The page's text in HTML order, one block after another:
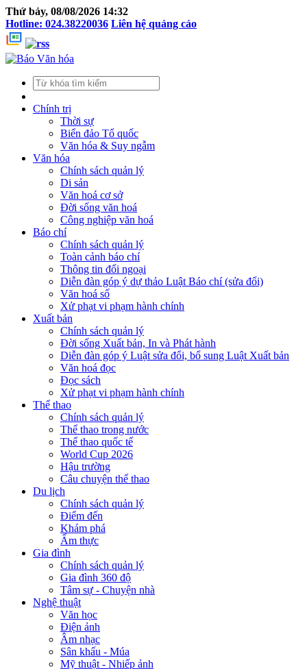
Thứ bảy, 08/08/2026 14:32
Hotline: 024.38220036 Liên hệ quảng cáo
Chính trị
Thời sự
Biển đảo Tổ quốc
Văn hóa & Suy ngẫm
Văn hóa
Chính sách quản lý
Di sản
Văn hoá cơ sở
Đời sống văn hoá
Công nghiệp văn hoá
Báo chí
Chính sách quản lý
Toàn cảnh báo chí
Thông tin đối ngoại
Diễn đàn góp ý dự thảo Luật Báo chí (sửa đổi)
Văn hoá số
Xử phạt vi phạm hành chính
Xuất bản
Chính sách quản lý
Đời sống Xuất bản, In và Phát hành
Diễn đàn góp ý Luật sửa đổi, bổ sung Luật Xuất bản
Văn hoá đọc
Đọc sách
Xử phạt vi phạm hành chính
Thể thao
Chính sách quản lý
Thể thao trong nước
Thể thao quốc tế
World Cup 2026
Hậu trường
Câu chuyện thể thao
Du lịch
Chính sách quản lý
Điểm đến
Khám phá
Ẩm thực
Gia đình
Chính sách quản lý
Gia đình 360 độ
Tâm sự - Chuyện nhà
Nghệ thuật
Văn học
Điện ảnh
Âm nhạc
Sân khấu - Múa
Mỹ thuật - Nhiếp ảnh